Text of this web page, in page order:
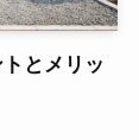
とメリッ